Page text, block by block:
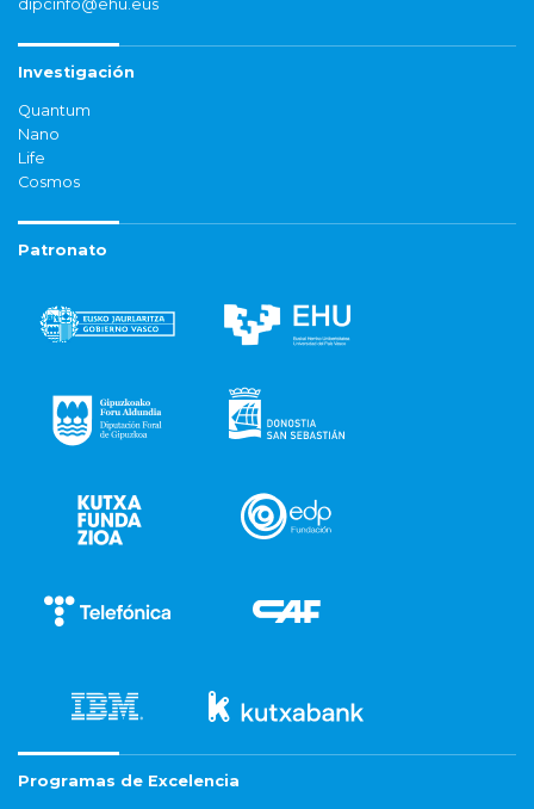
dipcinfo@ehu.eus
Investigación
Quantum
Nano
Life
Cosmos
Patronato
Programas de Excelencia